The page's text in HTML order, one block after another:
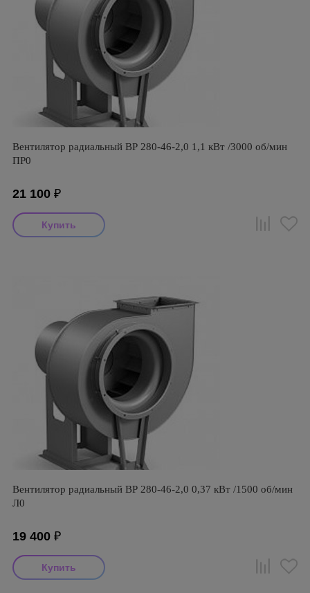
Вентилятор радиальный ВР 280-46-2,0 1,1 кВт /3000 об/мин
ПР0
21 100 ₽
Вентилятор радиальный ВР 280-46-2,0 0,37 кВт /1500 об/мин
Л0
19 400 ₽